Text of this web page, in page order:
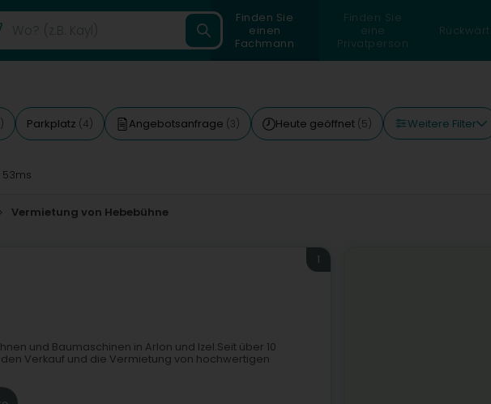
Finden Sie
einen
Fachmann
Finden Sie
eine
Privatperson
Parkplatz (4) Angebotsanfrage (3) Heute geöffnet (5) Weitere Filter
53ms
Vermietung von Hebebühne
1
und Baumaschinen in Arlon und Izel.Seit über 10
Verkauf und die Vermietung von hochwertigen